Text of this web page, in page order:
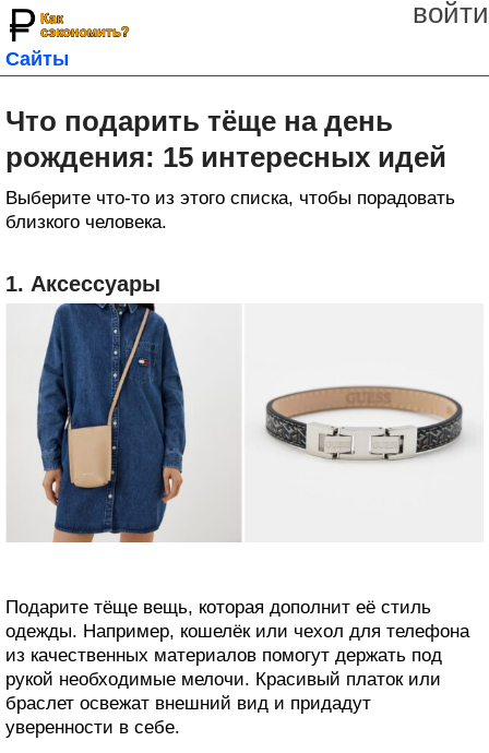
войти
Сайты
Что подарить тёще на день
рождения: 15 интересных идей
Выберите что-то из этого списка, чтобы порадовать
близкого человека.
1. Аксессуары
Подарите тёще вещь, которая дополнит её стиль
одежды. Например, кошелёк или чехол для телефона
из качественных материалов помогут держать под
рукой необходимые мелочи. Красивый платок или
браслет освежат внешний вид и придадут
уверенности в себе.